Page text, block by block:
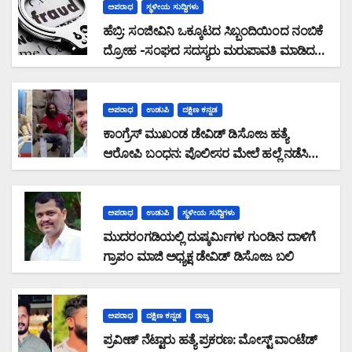
ಅಪರಾಧ ಸ್ಥಳೀಯ ಸುದ್ದಿಗಳು
ಹೆಬ್ರಿ: ಸಂಜೀವಿನಿ ಒಕ್ಕೂಟದ ಸಿಬ್ಬಂದಿಯಿಂದ ನಂಬಿಕೆ
ದ್ರೋಹ -ಸಂಘದ ಸದಸ್ಯರು ಮರುಪಾವತಿ ಮಾಡಿದ
ಸಾಲ ಜಮಾ ಮಾಡದೆ 28,19,489 ರೂ. ವಂಚನೆ
ಅಪರಾಧ ಉಡುಪಿ ದಕ್ಷಿಣ ಕನ್ನಡ
ಕಾಂಗ್ರೆಸ್ ಮುಖಂಡ ಡೇವಿಡ್ ಡಿಸೋಜ ಹತ್ಯೆ
ಆರೋಪಿ ಬಂಧನ: ಪೊಲೀಸರ ಮೇಲೆ ಹಲ್ಲೆ ನಡೆಸಿ
ಪರಾರಿಯಾಗುತ್ತಿದ್ದ ಆರೋಪಿ ಕಾಲಿಗೆ ಫೈರಿಂಗ್
ಅಪರಾಧ ಉಡುಪಿ ಸ್ಥಳೀಯ ಸುದ್ದಿಗಳು
ಮುದರಂಗಡಿಯಲ್ಲಿ ದುಷ್ಕರ್ಮಿಗಳ ಗುಂಡಿನ ದಾಳಿಗೆ
ಗ್ರಾಪಂ ಮಾಜಿ ಅಧ್ಯಕ್ಷ ಡೇವಿಡ್ ಡಿಸೋಜ ಬಲಿ
ಅಪರಾಧ ದಕ್ಷಿಣ ಕನ್ನಡ ರಾಜ್ಯ
ಪ್ರವೀಣ್ ನೆಟ್ಟಾರು ಹತ್ಯೆ ಪ್ರಕರಣ: ಮೋಸ್ಟ್ ವಾಂಟೆಡ್